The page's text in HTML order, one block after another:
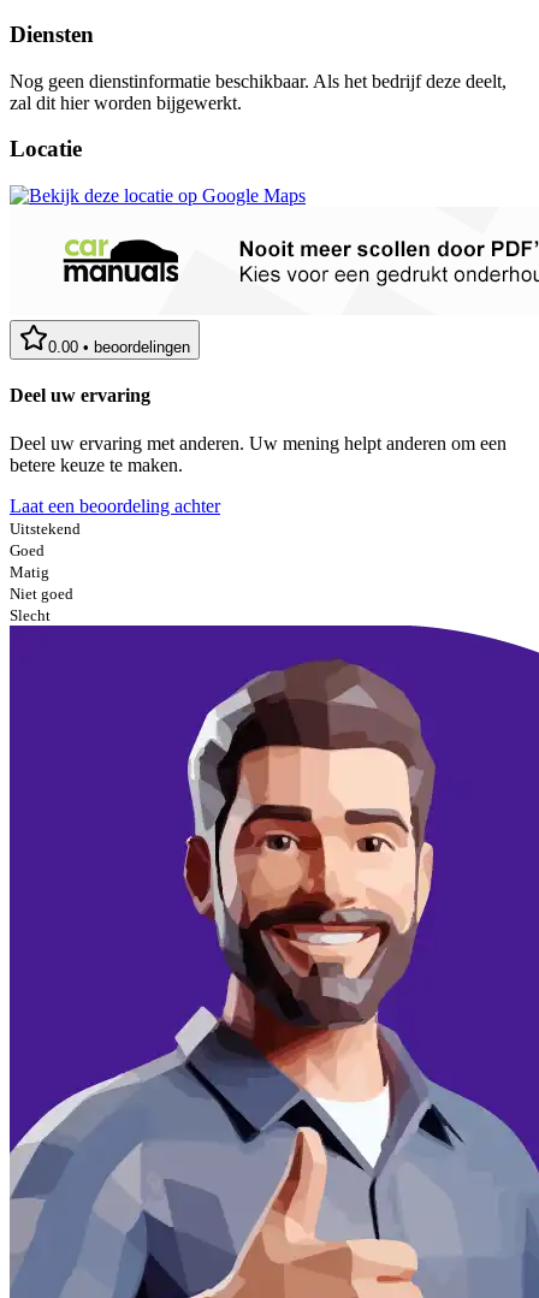
Diensten
Nog geen dienstinformatie beschikbaar. Als het bedrijf deze deelt,
zal dit hier worden bijgewerkt.
Locatie
0.00 • beoordelingen
Deel uw ervaring
Deel uw ervaring met anderen. Uw mening helpt anderen om een
betere keuze te maken.
Laat een beoordeling achter
Uitstekend
Goed
Matig
Niet goed
Slecht